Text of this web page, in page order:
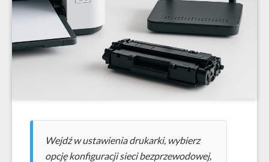
Wejdź w ustawienia drukarki, wybierz
opcję konfiguracji sieci bezprzewodowej,